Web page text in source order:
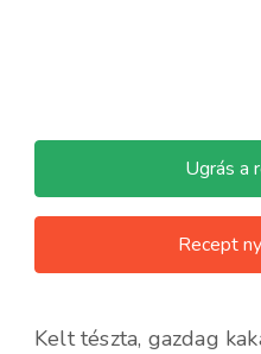
Ugrás a
Recept
Kelt tészta, gazdag